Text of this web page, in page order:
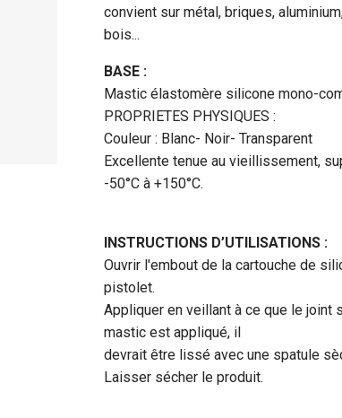
convient sur métal, briques,
bois...
BASE :
Mastic élastomère silicone mono-
PROPRIETES PHYSIQUES :
Couleur : Blanc- Noir- Transparent
Excellente tenue au vieillissement,
-50°C à +150°C.
INSTRUCTIONS D’UTILISATIONS :
Ouvrir l'embout de la cartouche de
pistolet.
Appliquer en veillant à ce que le
mastic est appliqué, il
devrait être lissé avec une spatule
Laisser sécher le produit.